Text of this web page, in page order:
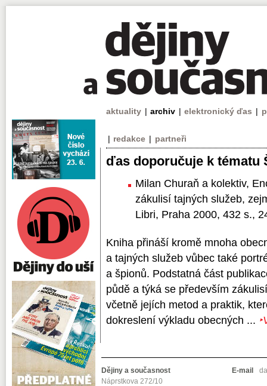
aktuality | archiv | elektronický ďas |
| redakce | partneři
ďas doporučuje k tématu
Milan Churaň a kolektiv,
zákulisí tajných služeb,
Libri, Praha 2000, 432 s.,
Kniha přináší kromě mnoha
a tajných služeb vůbec také
a špionů. Podstatná část
půdě a týká se především
včetně jejích metod a praktik,
dokreslení výkladu obecných ...
Dějiny a současnost
Náprstkova 272/10
E-mail